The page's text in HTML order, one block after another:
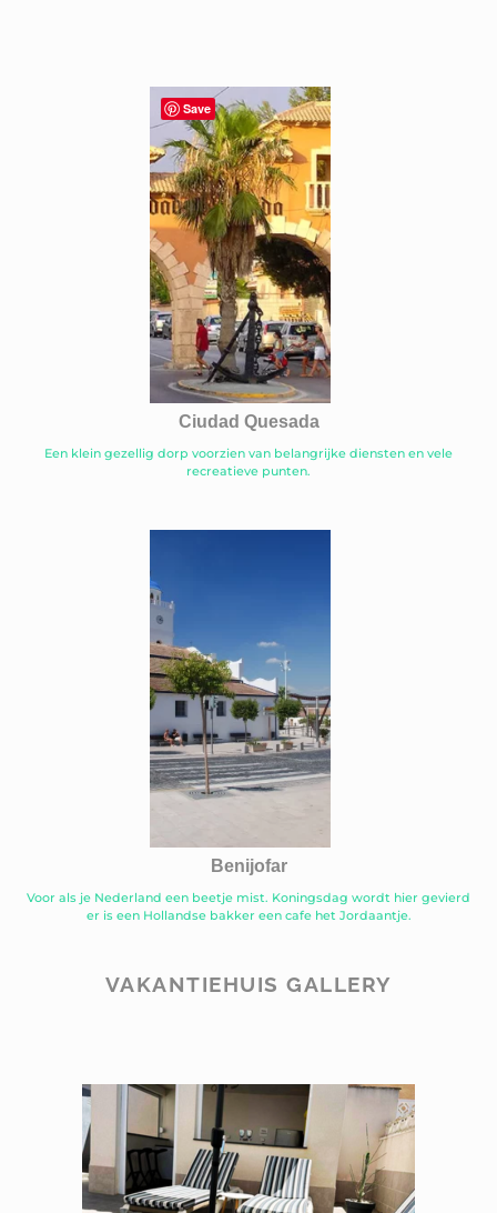
Ciudad Quesada
Een klein gezellig dorp voorzien van belangrijke diensten en vele
recreatieve punten.
Benijofar
Voor als je Nederland een beetje mist. Koningsdag wordt hier gevierd
er is een Hollandse bakker een cafe het Jordaantje.
VAKANTIEHUIS GALLERY
Save